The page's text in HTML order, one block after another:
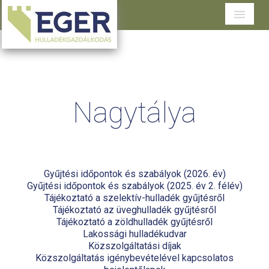
Szolgáltatások területenkéntNagytálya
Gyűjtési időpontok és szabályok (2026. év)
Gyűjtési időpontok és szabályok (2025. év 2. félév)
Tájékoztató a szelektív-hulladék gyűjtésről
Tájékoztató az üveghulladék gyűjtésről
Tájékoztató a zöldhulladék gyűjtésről
Lakossági hulladékudvar
Közszolgáltatási díjak
Közszolgáltatás igénybevételével kapcsolatos